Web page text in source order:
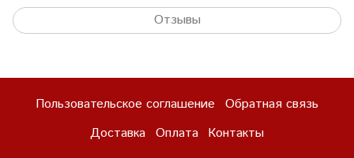
Отзывы
Пользовательское соглашение Обратная связь
Доставка Оплата Контакты